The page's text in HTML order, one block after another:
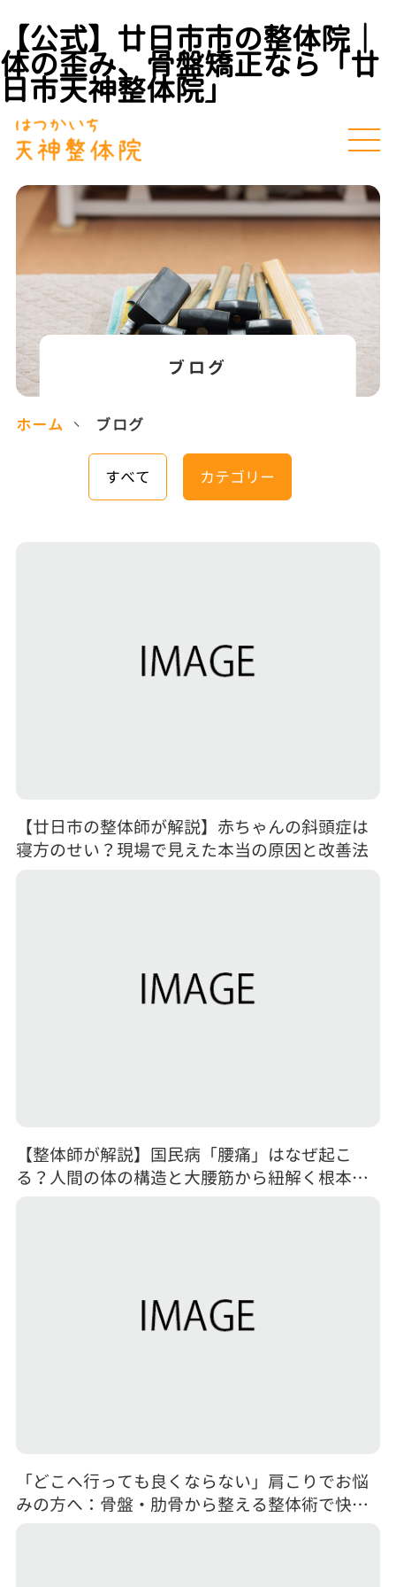
【公式】廿日市市の整体院｜
体の歪み、骨盤矯正なら「廿
日市天神整体院」
ブログ
ホーム ブログ
すべて カテゴリー
【廿日市の整体師が解説】赤ちゃんの斜頭症は
寝方のせい？現場で見えた本当の原因と改善法
【整体師が解説】国民病「腰痛」はなぜ起こ
る？人間の体の構造と大腰筋から紐解く根本原
「どこへ行っても良くならない」肩こりでお悩
みの方へ：骨盤・肋骨から整える整体術で快適